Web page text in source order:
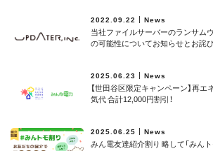
2022.09.22 News
当社ファイルサーバーのランサム
の可能性についてお知らせとお詫び
2025.06.23 News
【世田谷区限定キャンペーン】再エ
気代 合計12,000円割引！
2025.06.25 News
みん電友達紹介割り 略して「みん